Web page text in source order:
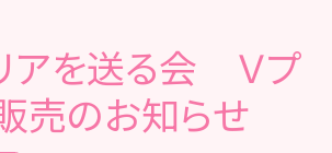
アを送る会 Ｖプ
売のお知らせ